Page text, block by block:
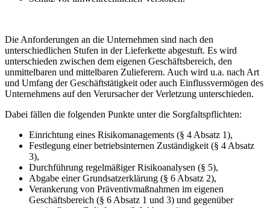
Die Anforderungen an die Unternehmen sind nach den
unterschiedlichen Stufen in der Lieferkette abgestuft. Es wird
unterschieden zwischen dem eigenen Geschäftsbereich, den
unmittelbaren und mittelbaren Zulieferern. Auch wird u.a. nach Art
und Umfang der Geschäftstätigkeit oder auch Einflussvermögen des
Unternehmens auf den Verursacher der Verletzung unterschieden.
Dabei fällen die folgenden Punkte unter die Sorgfaltspflichten:
Einrichtung eines Risikomanagements (§ 4 Absatz 1),
Festlegung einer betriebsinternen Zuständigkeit (§ 4 Absatz
3),
Durchführung regelmäßiger Risikoanalysen (§ 5),
Abgabe einer Grundsatzerklärung (§ 6 Absatz 2),
Verankerung von Präventivmaßnahmen im eigenen
Geschäftsbereich (§ 6 Absatz 1 und 3) und gegenüber